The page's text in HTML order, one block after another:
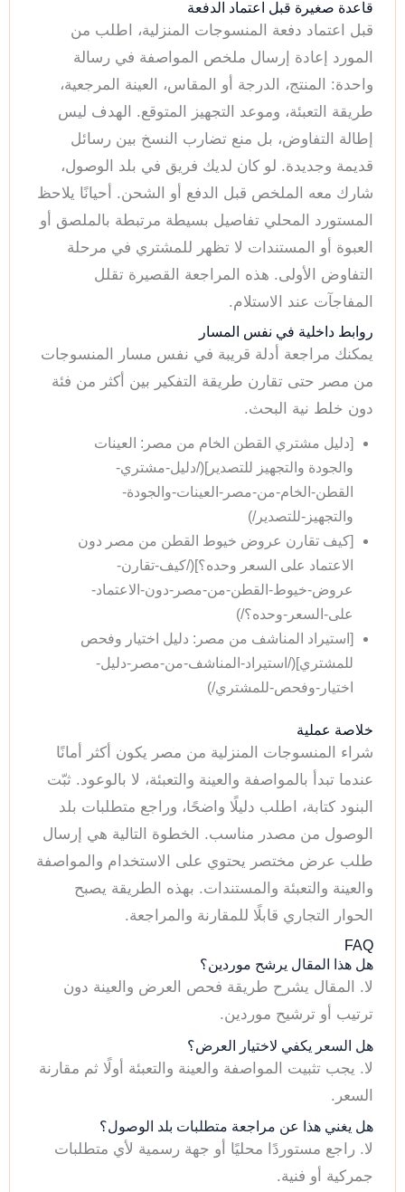
قاعدة صغيرة قبل اعتماد الدفعة
قبل اعتماد دفعة المنسوجات المنزلية، اطلب من
المورد إعادة إرسال ملخص المواصفة في رسالة
واحدة: المنتج، الدرجة أو المقاس، العينة المرجعية،
طريقة التعبئة، وموعد التجهيز المتوقع. الهدف ليس
إطالة التفاوض، بل منع تضارب النسخ بين رسائل
قديمة وجديدة. لو كان لديك فريق في بلد الوصول،
شارك معه الملخص قبل الدفع أو الشحن. أحيانًا يلاحظ
المستورد المحلي تفاصيل بسيطة مرتبطة بالملصق أو
العبوة أو المستندات لا تظهر للمشتري في مرحلة
التفاوض الأولى. هذه المراجعة القصيرة تقلل
المفاجآت عند الاستلام.
روابط داخلية في نفس المسار
يمكنك مراجعة أدلة قريبة في نفس مسار المنسوجات
من مصر حتى تقارن طريقة التفكير بين أكثر من فئة
دون خلط نية البحث.
[دليل مشتري القطن الخام من مصر: العينات
والجودة والتجهيز للتصدير](/دليل-مشتري-
القطن-الخام-من-مصر-العينات-والجودة-
والتجهيز-للتصدير/)
[كيف تقارن عروض خيوط القطن من مصر دون
الاعتماد على السعر وحده؟](/كيف-تقارن-
عروض-خيوط-القطن-من-مصر-دون-الاعتماد-
على-السعر-وحده؟/)
[استيراد المناشف من مصر: دليل اختيار وفحص
للمشتري](/استيراد-المناشف-من-مصر-دليل-
اختيار-وفحص-للمشتري/)
خلاصة عملية
شراء المنسوجات المنزلية من مصر يكون أكثر أمانًا
عندما تبدأ بالمواصفة والعينة والتعبئة، لا بالوعود. ثبّت
البنود كتابة، اطلب دليلًا واضحًا، وراجع متطلبات بلد
الوصول من مصدر مناسب. الخطوة التالية هي إرسال
طلب عرض مختصر يحتوي على الاستخدام والمواصفة
والعينة والتعبئة والمستندات. بهذه الطريقة يصبح
الحوار التجاري قابلًا للمقارنة والمراجعة.
FAQ
هل هذا المقال يرشح موردين؟
لا. المقال يشرح طريقة فحص العرض والعينة دون
ترتيب أو ترشيح موردين.
هل السعر يكفي لاختيار العرض؟
لا. يجب تثبيت المواصفة والعينة والتعبئة أولًا ثم مقارنة
السعر.
هل يغني هذا عن مراجعة متطلبات بلد الوصول؟
لا. راجع مستوردًا محليًا أو جهة رسمية لأي متطلبات
جمركية أو فنية.